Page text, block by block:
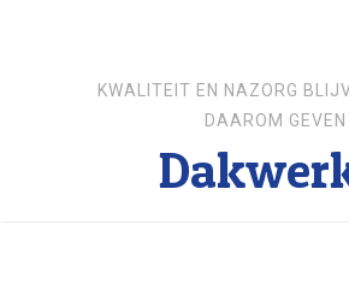
KWALITEIT EN NAZORG
DAAROM